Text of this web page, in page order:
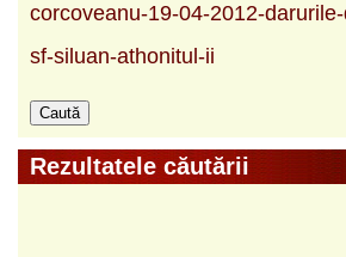
corcoveanu-19-04-2012-
sf-siluan-athonitul-ii
Rezultatele căutării